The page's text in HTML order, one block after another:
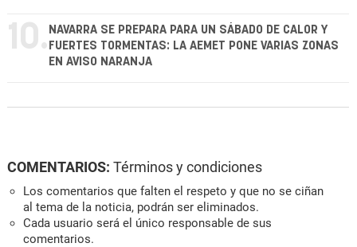
10. NAVARRA SE PREPARA PARA UN SÁBADO DE CALOR Y
FUERTES TORMENTAS: LA AEMET PONE VARIAS ZONAS
EN AVISO NARANJA
COMENTARIOS: Términos y condiciones
Los comentarios que falten el respeto y que no se ciñan
al tema de la noticia, podrán ser eliminados.
Cada usuario será el único responsable de sus
comentarios.